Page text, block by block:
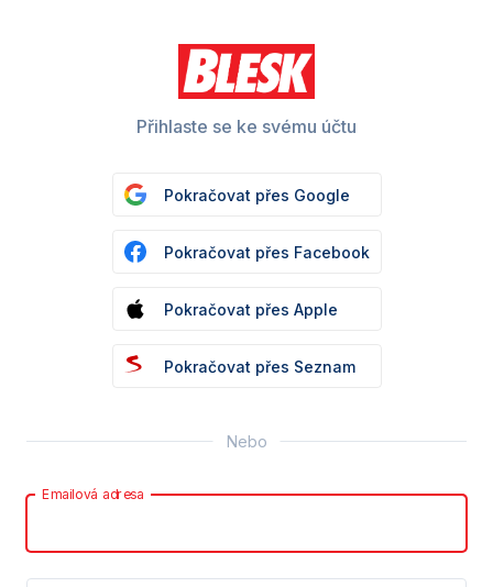
Přihlaste se ke svému účtu
Pokračovat přes Google
Pokračovat přes Facebook
Pokračovat přes Apple
Pokračovat přes Seznam
Nebo
Emailová adresa